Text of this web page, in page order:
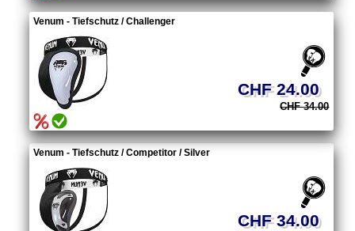
Venum - Tiefschutz / Challenger
CHF 24.00
CHF 34.00
Venum - Tiefschutz / Competitor / Silver
CHF 34.00